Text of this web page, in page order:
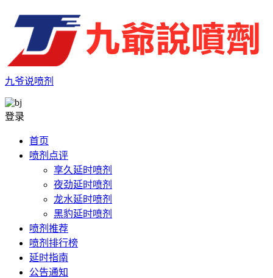
九爷说喷剂
登录
首页
喷剂点评
享久延时喷剂
夜劲延时喷剂
龙水延时喷剂
黑豹延时喷剂
喷剂推荐
喷剂排行榜
延时指南
公告通知